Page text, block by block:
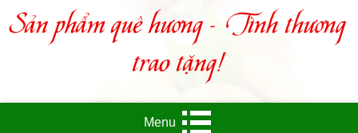
Sản phẩm quê hương - Tình thương
trao tặng!
Menu